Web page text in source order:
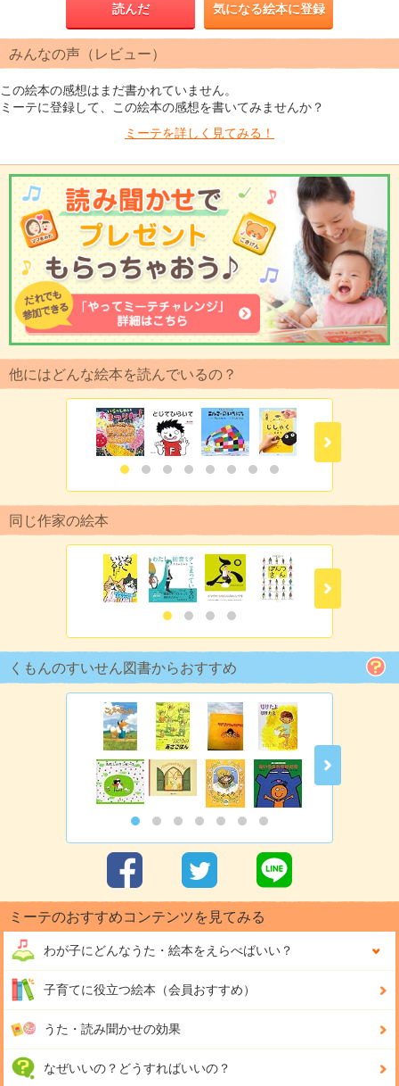
読んだ 気になる絵本に登録
みんなの声（レビュー）
この絵本の感想はまだ書かれていません。
ミーテに登録して、この絵本の感想を書いてみませんか？
ミーテを詳しく見てみる！
他にはどんな絵本を読んでいるの？
同じ作家の絵本
くもんのすいせん図書からおすすめ
ミーテのおすすめコンテンツを見てみる
わが子にどんなうた・絵本をえらべばいい？
子育てに役立つ絵本（会員おすすめ）
うた・読み聞かせの効果
なぜいいの？どうすればいいの？